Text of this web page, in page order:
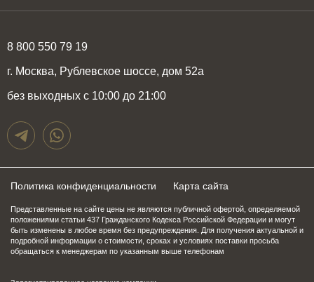
8 800 550 79 19
г. Москва, Рублевское шоссе, дом 52а
без выходных с 10:00 до 21:00
Политика конфиденциальности Карта сайта
Представленные на сайте цены не являются публичной офертой, определяемой
положениями статьи 437 Гражданского Кодекса Российской Федерации и могут
быть изменены в любое время без предупреждения. Для получения актуальной и
подробной информации о стоимости, сроках и условиях поставки просьба
обращаться к менеджерам по указанным выше телефонам